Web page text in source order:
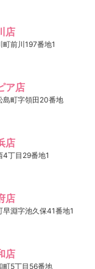
店
前川197番地1
ア店
島町字領田20番地
店
4丁目29番地1
店
淵字池久保41番地1
店
町5丁目56番地